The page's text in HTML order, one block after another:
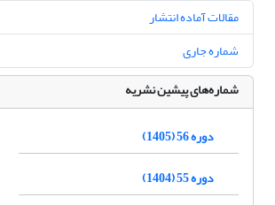
مقالات آماده انتشار
شماره جاری
شماره‌های پیشین نشریه
دوره 56 (1405)
دوره 55 (1404)